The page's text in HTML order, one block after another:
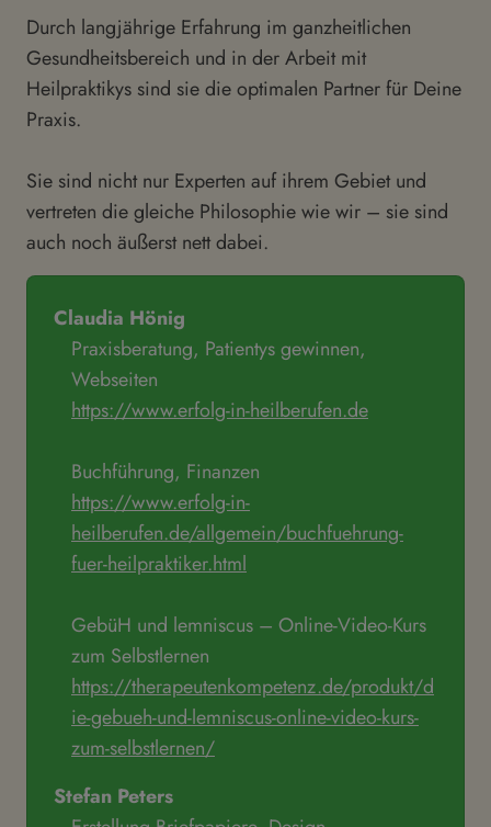
Durch langjährige Erfahrung im ganzheitlichen
Gesundheitsbereich und in der Arbeit mit
Heilpraktikys sind sie die optimalen Partner für Deine
Praxis.
Sie sind nicht nur Experten auf ihrem Gebiet und
vertreten die gleiche Philosophie wie wir – sie sind
auch noch äußerst nett dabei.
Claudia Hönig
Praxisberatung, Patientys gewinnen,
Webseiten
https://www.erfolg-in-heilberufen.de
Buchführung, Finanzen
https://www.erfolg-in-
heilberufen.de/allgemein/buchfuehrung-
fuer-heilpraktiker.html
GebüH und lemniscus – Online-Video-Kurs
zum Selbstlernen
https://therapeutenkompetenz.de/produkt/d
ie-gebueh-und-lemniscus-online-video-kurs-
zum-selbstlernen/
Stefan Peters